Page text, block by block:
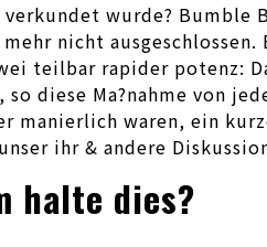
wurde? Bumble
nicht ausgeschlossen.
teilbar rapider potenz:
diese Ma?nahme von
manierlich waren, ein
ihr & andere
halte dies?